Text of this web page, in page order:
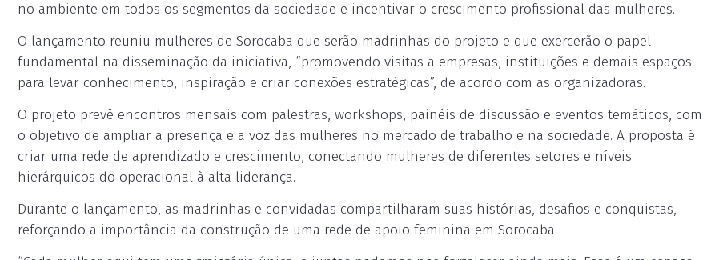
no ambiente em todos os segmentos da sociedade e incentivar o crescimento profissional das mulheres.
O lançamento reuniu mulheres de Sorocaba que serão madrinhas do projeto e que exercerão o papel
fundamental na disseminação da iniciativa, “promovendo visitas a empresas, instituições e demais espaços
para levar conhecimento, inspiração e criar conexões estratégicas”, de acordo com as organizadoras.
O projeto prevê encontros mensais com palestras, workshops, painéis de discussão e eventos temáticos, com
o objetivo de ampliar a presença e a voz das mulheres no mercado de trabalho e na sociedade. A proposta é
criar uma rede de aprendizado e crescimento, conectando mulheres de diferentes setores e níveis
hierárquicos do operacional à alta liderança.
Durante o lançamento, as madrinhas e convidadas compartilharam suas histórias, desafios e conquistas,
reforçando a importância da construção de uma rede de apoio feminina em Sorocaba.